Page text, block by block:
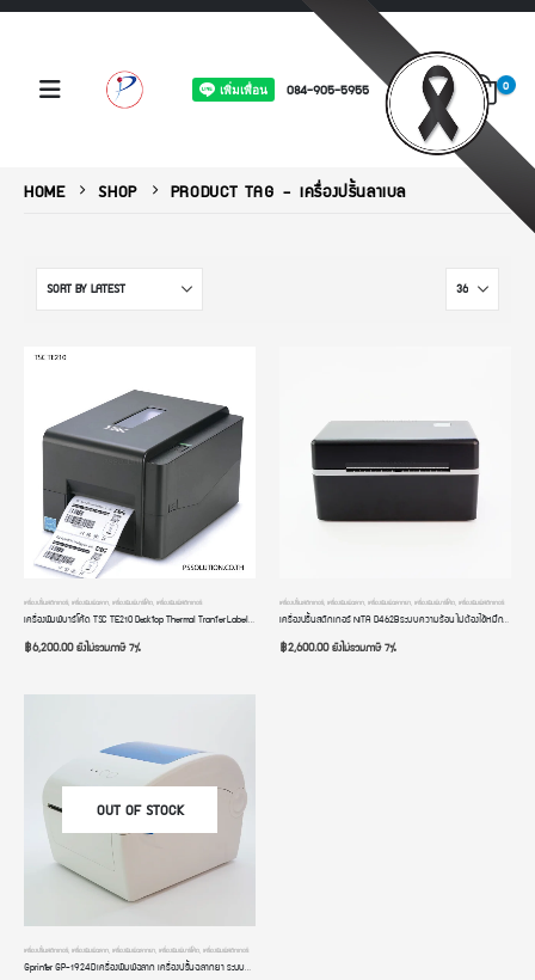
084-905-5955 0
HOME SHOP PRODUCT TAG -เครื่องปริ้นลาเบล
เครื่องปริ้นสติกเกอร์ เครื่องพิมพ์ฉลาก เครื่องพิมพ์บาร์โค้ด เครื่องพิมพ์สติกเกอร์
เครื่องพิมพ์บาร์โค้ด TSC TE210 Desktop Thermal Tranfer Label Printer การเชื่อมต่อ USB+LAN+RS232
฿6,200.00ยังไม่รวมภาษี 7%
เครื่องปริ้นสติกเกอร์ เครื่องพิมพ์ฉลาก เครื่องพิมพ์ฉลากยา เครื่องพิมพ์บาร์โค้ด เครื่องพิมพ์สติกเกอร์
เครื่องปริ้นสติกเกอร์ NITA D462B ระบบความร้อน ไม่ต้องใช้หมึก มี Bluetooth พิมพ์ใบปะหน้าส่งของ Lazada Shopee
฿2,600.00ยังไม่รวมภาษี 7%
OUT OF STOCK
เครื่องปริ้นสติกเกอร์ เครื่องพิมพ์ฉลาก เครื่องพิมพ์ฉลากยา เครื่องพิมพ์บาร์โค้ด เครื่องพิมพ์สติกเกอร์
Gprinter GP-1924D เครื่องพิมพ์ฉลาก เครื่องปริ้นฉลากยา ระบบความร้อน ไม่ต้องใช้หมึก พิมพ์ใบปะหน้าส่งของ Shopee Lazada Kerry ขนส่งทุกเจ้าในไทย พร้อมโปรแกรมออกแบบฉลาก